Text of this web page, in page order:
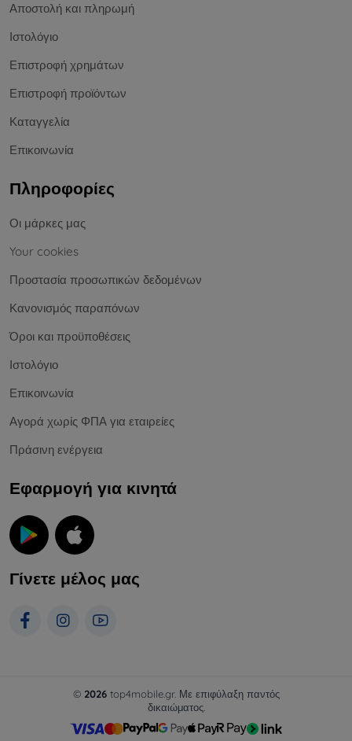
Αποστολή και πληρωμή
Ιστολόγιο
Επιστροφή χρημάτων
Επιστροφή προϊόντων
Καταγγελία
Επικοινωνία
Πληροφορίες
Οι μάρκες μας
Your cookies
Προστασία προσωπικών δεδομένων
Κανονισμός παραπόνων
Όροι και προϋποθέσεις
Ιστολόγιο
Επικοινωνία
Αγορά χωρίς ΦΠΑ για εταιρείες
Πράσινη ενέργεια
Εφαρμογή για κινητά
Γίνετε μέλος μας
© 2026top4mobile.gr. Με επιφύλαξη παντός
δικαιώματος.